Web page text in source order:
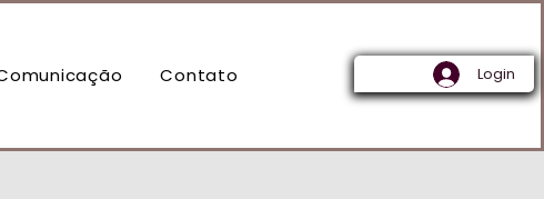
Contato Login